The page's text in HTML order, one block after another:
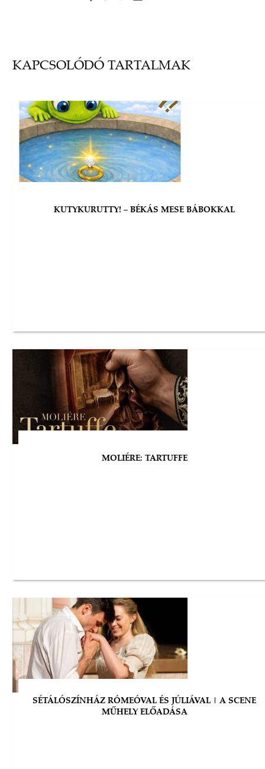
KAPCSOLÓDÓ TARTALMAK
KUTYKURUTTY! – BÉKÁS MESE BÁBOKKAL
MOLIÉRE: TARTUFFE
SÉTÁLÓSZÍNHÁZ RÓMEÓVAL ÉS JÚLIÁVAL | A SCENE
MŰHELY ELŐADÁSA